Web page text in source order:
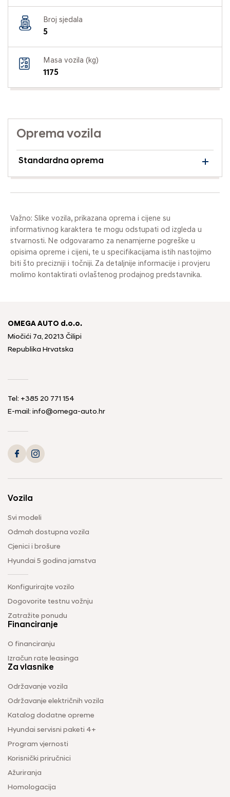
Broj sjedala
5
Masa vozila (kg)
1175
Oprema vozila
Standardna oprema
Važno: Slike vozila, prikazana oprema i cijene su
informativnog karaktera te mogu odstupati od izgleda u
stvarnosti. Ne odgovaramo za nenamjerne pogreške u
opisima opreme i cijeni, te u specifikacijama istih nastojimo
biti što precizniji i točniji. Za detaljnije informacije i provjeru
molimo kontaktirati ovlaštenog prodajnog predstavnika.
OMEGA AUTO d.o.o.
Miočići 7a, 20213 Čilipi
Republika Hrvatska
Tel: +385 20 771 154
E-mail: info@omega-auto.hr
Vozila
Svi modeli
Odmah dostupna vozila
Cjenici i brošure
Hyundai 5 godina jamstva
Konfigurirajte vozilo
Dogovorite testnu vožnju
Zatražite ponudu
Financiranje
O financiranju
Izračun rate leasinga
Za vlasnike
Održavanje vozila
Održavanje električnih vozila
Katalog dodatne opreme
Hyundai servisni paketi 4+
Program vjernosti
Korisnički priručnici
Ažuriranja
Homologacija